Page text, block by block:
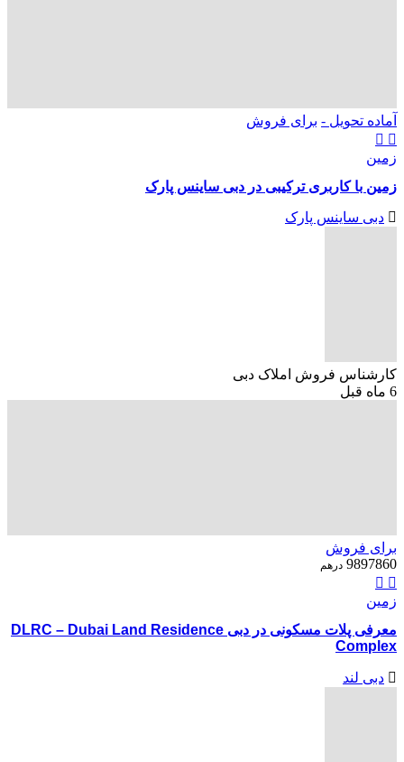
آماده تحویل - برای فروش
زمین
زمین با کاربری ترکیبی در دبی ساینس پارک
دبی ساینس پارک
کارشناس فروش املاک دبی
6 ماه قبل
برای فروش
9897860 درهم
زمین
معرفی پلات مسکونی در دبی DLRC – Dubai Land Residence
Complex
دبی لند